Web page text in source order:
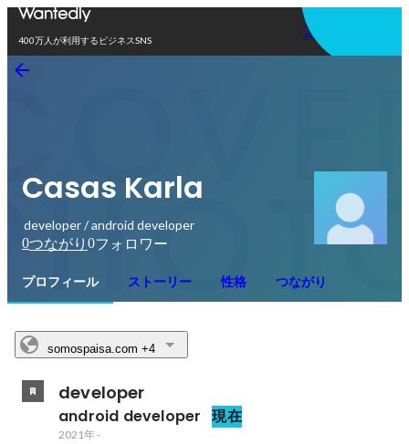
400万人が利用するビジネスSNS
アプリを使う
Casas Karla
developer / android developer
0つながり 0フォロワー
プロフィール ストーリー 性格 つながり
somospaisa.com +4
developer
android developer 現在
2021年-